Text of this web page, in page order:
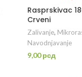
Rasprskivac
Crveni
Zalivanje,
Navodnjavanje
9,00рсд